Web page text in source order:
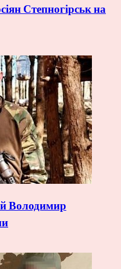
Степногірськ на
Володимир